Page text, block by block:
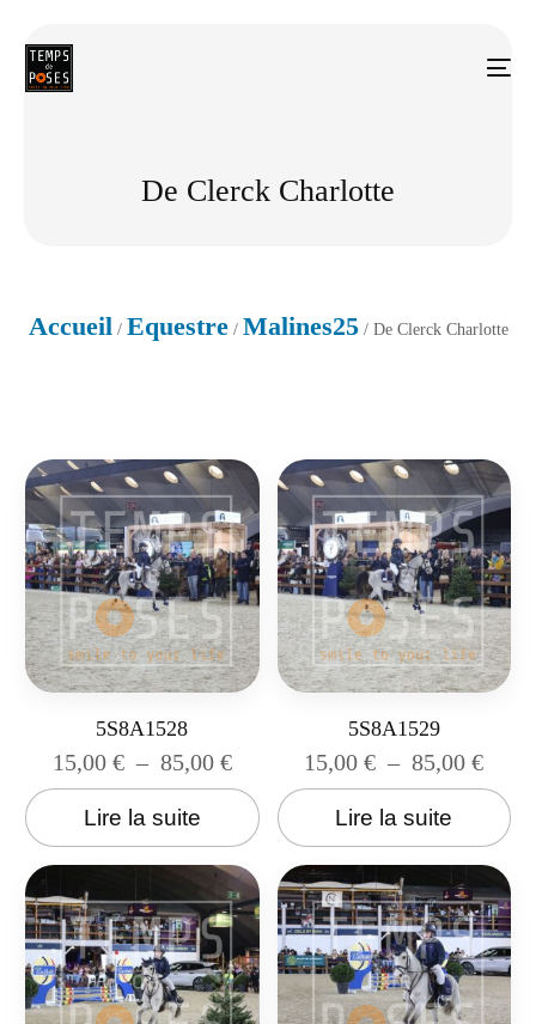
De Clerck Charlotte
Accueil / Equestre/ Malines25/ De Clerck Charlotte
5S8A1528
15,00 € – 85,00 €
Lire la suite
5S8A1529
15,00€ – 85,00€
Lire la suite